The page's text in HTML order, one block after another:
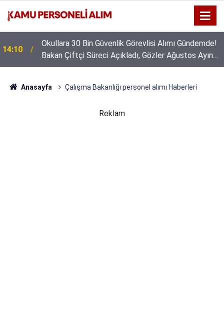
14:10
Okullara 30 Bin Güvenlik Görevlisi Alımı Gündemde!
Çevrildi
16:44
GSB 600 Personel Alımında Başvuru Süresi Doluyor:
Son Gün Yarın
Anasayfa Çalışma Bakanlığı personel alımı Haberleri
Reklam